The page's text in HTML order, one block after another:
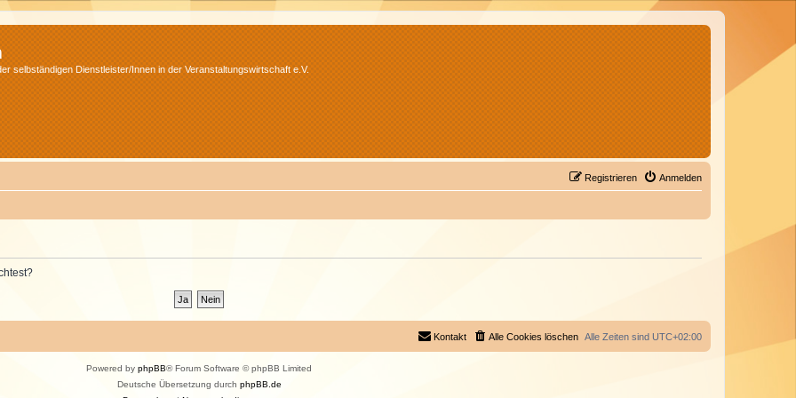
selbständigen Dienstleister/Innen in der Veranstaltungswirtschaft e.V.
Anmelden
Registrieren
Alle Zeiten sind UTC+02:00
Alle Cookies löschen
Kontakt
Powered by phpBB® Forum Software © phpBB Limited
Deutsche Übersetzung durch phpBB.de